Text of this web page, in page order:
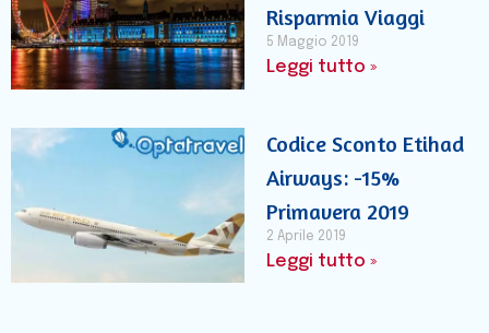
Risparmia Viaggi
5 Maggio 2019
Leggi tutto »
Codice Sconto Etihad
Airways: -15%
Primavera 2019
2 Aprile 2019
Leggi tutto »